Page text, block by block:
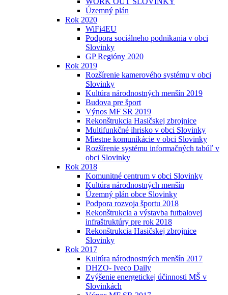
Územný plán
Rok 2020
WiFi4EU
Podpora sociálneho podnikania v obci
Slovinky
GP Regióny 2020
Rok 2019
Rozšírenie kamerového systému v obci
Slovinky
Kultúra národnostných menšín 2019
Budova pre šport
Výnos MF SR 2019
Rekonštrukcia Hasičskej zbrojnice
Multifunkčné ihrisko v obci Slovinky
Miestne komunikácie v obci Slovinky
Rozšírenie systému informačných tabúľ v
obci Slovinky
Rok 2018
Komunitné centrum v obci Slovinky
Kultúra národnostných menšín
Územný plán obce Slovinky
Podpora rozvoja športu 2018
Rekonštrukcia a výstavba futbalovej
infraštruktúry pre rok 2018
Rekonštrukcia Hasičskej zbrojnice
Slovinky
Rok 2017
Kultúra národnostných menšín 2017
DHZO- Iveco Daily
Zvýšenie energetickej účinnosti MŠ v
Slovinkách